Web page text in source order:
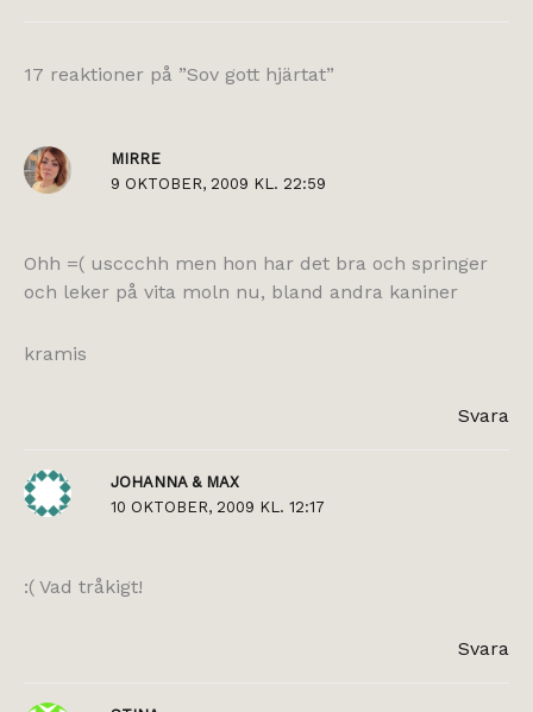
17 reaktioner på ”Sov gott hjärtat”
MIRRE
9 OKTOBER, 2009 KL. 22:59
Ohh =( usccchh men hon har det bra och springer
och leker på vita moln nu, bland andra kaniner
kramis
Svara
JOHANNA & MAX
10 OKTOBER, 2009 KL. 12:17
:( Vad tråkigt!
Svara